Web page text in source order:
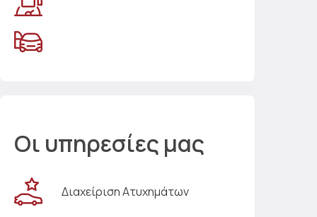
Οι υπηρεσίες μας
Διαχείριση Ατυχημάτων